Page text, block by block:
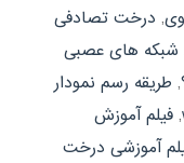
, درخت تصادفی
شبکه های عصبی
, طریقه رسم نمودار
, فیلم آموزش
آموزشی درخت